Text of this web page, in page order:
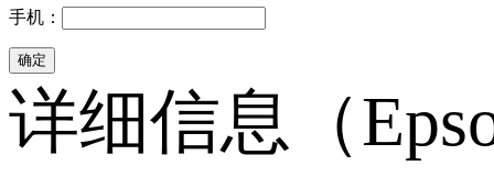
手机：
详细信息（